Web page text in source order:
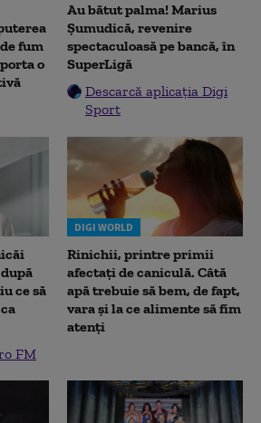
fum
o
Au bătut palma! Marius
Șumudică, revenire
spectaculoasă pe bancă, în
SuperLigă
Descarcă aplicația Digi
Sport
ce să
FM
DIGI WORLD
Rinichii, printre primii
afectați de caniculă. Câtă
apă trebuie să bem, de fapt,
vara și la ce alimente să fim
atenți